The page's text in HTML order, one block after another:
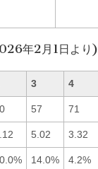
年2月1日より)
3 4
57 71
5.02 3.32
14.0% 4.2%